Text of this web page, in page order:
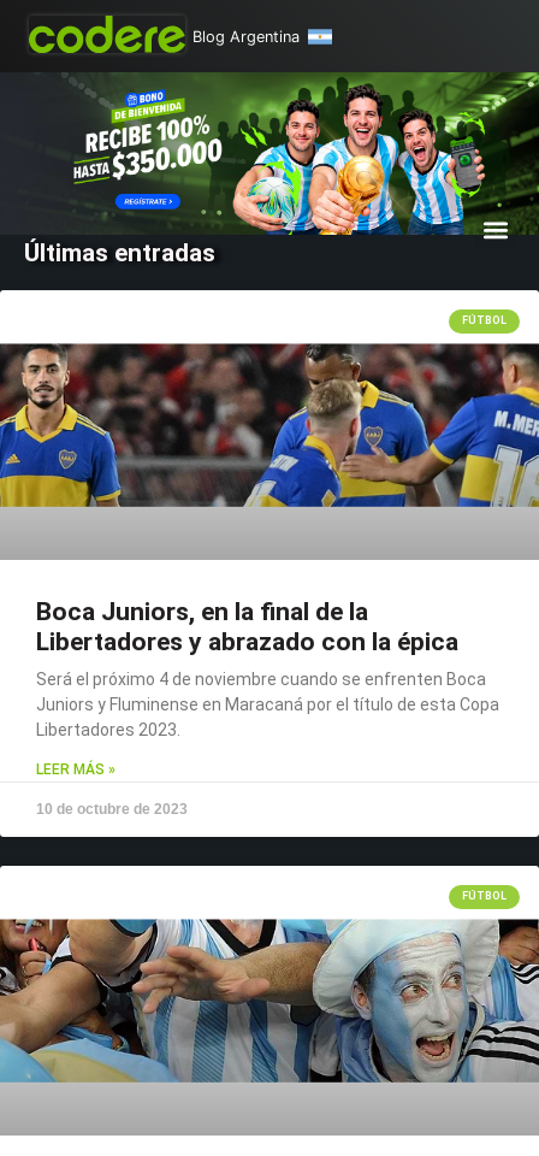
Blog Argentina
Últimas entradas
FÚTBOL
Boca Juniors, en la final de la
Libertadores y abrazado con la épica
Será el próximo 4 de noviembre cuando se enfrenten Boca
Juniors y Fluminense en Maracaná por el título de esta Copa
Libertadores 2023.
LEER MÁS »
10 de octubre de 2023
FÚTBOL